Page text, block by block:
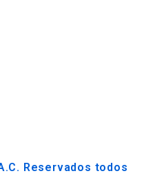
Reservados todos